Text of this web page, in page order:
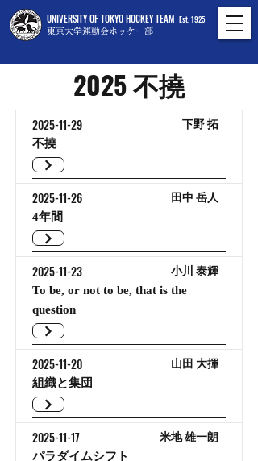
UNIVERSITY OF TOKYO HOCKEY TEAM
東京大学運動会ホッケー部
Est. 1925
2025 不撓
不撓
2025-11-29 下野 拓
4年間
2025-11-26 田中 岳人
To be, or not to be, that is the
question
2025-11-23 小川 泰輝
組織と集団
2025-11-20 山田 大揮
パラダイムシフト
2025-11-17 米地 雄一朗